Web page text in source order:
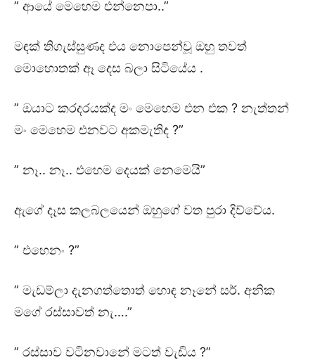
” ආයේ මෙහෙම එන්නෙපා..”
මඳක් තිගැස්සුණද එය නොපෙන්වූ ඔහු තවත්
මොහොතක් ඈ දෙස බලා සිටියේය .
” ඔයාට කරදරයක්ද මං මෙහෙම එන එක ? නැත්තන්
මං මෙහෙම එනවට අකමැතිද ?”
” නෑ.. නෑ.. එහෙම දෙයක් නෙමෙයි”
ඇගේ දෑස කලබලයෙන් ඔහුගේ වත පුරා දිව්වේය.
” එහෙනං ?”
” මැඩම්ලා දැනගත්තොත් හොඳ නෑනේ සර්. අනික
මගේ රස්සාවත් නැ….”
” රස්සාව වටිනවානේ මටත් වැඩිය ?”